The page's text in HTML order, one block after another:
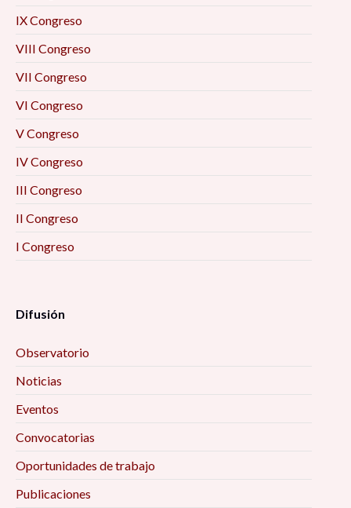
IX Congreso
VIII Congreso
VII Congreso
VI Congreso
V Congreso
IV Congreso
III Congreso
II Congreso
I Congreso
Difusión
Observatorio
Noticias
Eventos
Convocatorias
Oportunidades de trabajo
Publicaciones